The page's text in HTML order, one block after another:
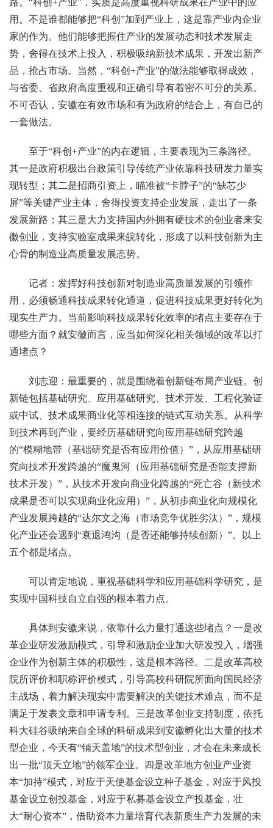
路。“科创+产业”，实质是高度重视科研成果在产业中的应
用。不是谁都能够把“科创”加到产业上，这是靠产业内企业
家的作为。他们能够把握住产业的发展动态和技术发展走
势，舍得在技术上投入，积极吸纳新技术成果，开发出新产
品，抢占市场。当然，“科创+产业”的做法能够取得成效，
与省委、省政府高度重视和正确引导有着密不可分的关系。
不可否认，安徽在有效市场和有为政府的结合上，有自己的
一套做法。
至于“科创+产业”的内在逻辑，主要表现为三条路径。
其一是政府积极出台政策引导传统产业依靠科技研发力量实
现转型；其二是招商引资上，瞄准被“卡脖子”的“缺芯少
屏”等关键产业主体，舍得投资支持企业发展，走出了一条
发展新路；其三是大力支持国内外拥有硬技术的创业者来安
徽创业，支持实验室成果来皖转化，形成了以科技创新为主
心骨的制造业高质量发展态势。
记者：发挥好科技创新对制造业高质量发展的引领作
用，必须畅通科技成果转化通道，促进科技成果更好转化为
现实生产力。当前影响科技成果转化效率的堵点主要存在于
哪些方面？就安徽而言，应当如何深化相关领域的改革以打
通堵点？
刘志迎：最重要的，就是围绕着创新链布局产业链。创
新链包括基础研究、应用基础研究、技术开发、工程化验证
或中试、技术成果商业化等相连接的链式互动关系。从科学
到技术再到产业，要经历基础研究向应用基础研究跨越
的“模糊地带（基础研究是否有应用价值）”，从应用基础研
究向技术开发跨越的“魔鬼河（应用基础研究是否能支撑新
技术开发）”，从技术开发向商业化跨越的“死亡谷（新技术
成果是否可以实现商业化应用）”，从初步商业化向规模化
产业发展跨越的“达尔文之海（市场竞争优胜劣汰）”，规模
化产业还会遇到“衰退鸿沟（是否还能够持续创新）”。以上
五个都是堵点。
可以肯定地说，重视基础科学和应用基础科学研究，是
实现中国科技自立自强的根本着力点。
具体到安徽来说，依靠什么力量打通这些堵点？一是改
革企业研发激励模式，引导和激励企业加大研发投入，增强
企业作为创新主体的积极性，这是根本路径。二是改革高校
院所评价和职称评价模式，引导高校科研院所面向国民经济
主战场，着力解决现实中需要解决的关键技术难点，而不是
满足于发表文章和申请专利。三是改革创业支持制度，依托
科大硅谷吸纳来自全球的科研成果到安徽孵化出大量的技术
型企业，今天有“铺天盖地”的技术型创业，才会在未来成长
出一批“顶天立地”的领军企业。四是改革地方创业产业资
本“加持”模式，对应于天使基金设立种子基金，对应于风投
基金设立创投基金，对应于私募基金设立产投基金，壮
大“耐心资本”，借助资本力量培育代表新质生产力发展的未